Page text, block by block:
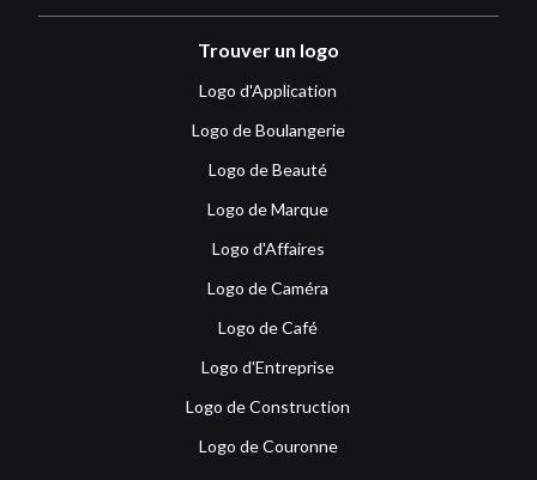
Trouver un logo
Logo d'Application
Logo de Boulangerie
Logo de Beauté
Logo de Marque
Logo d'Affaires
Logo de Caméra
Logo de Café
Logo d'Entreprise
Logo de Construction
Logo de Couronne